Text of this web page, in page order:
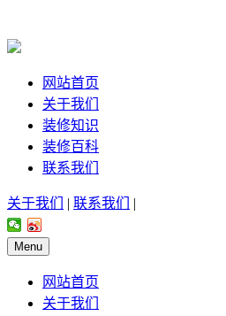
网站首页
关于我们
装修知识
装修百科
联系我们
关于我们 | 联系我们 |
Menu
网站首页
关于我们